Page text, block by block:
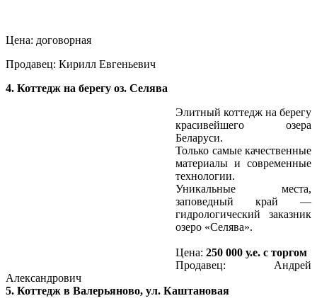
Цена: договорная
Продавец: Кирилл Евгеньевич
4. Коттедж на берегу оз. Селява
Элитный коттедж на берегу
красивейшего озера
Беларуси.
Только самые качественные
материалы и современные
технологии.
Уникальные места,
заповедный край —
гидрологический заказник
озеро «Селява».
Цена: 250 000 у.е. с торгом
Продавец: Андрей
Александрович
5. Коттедж в Валерьяново, ул. Каштановая